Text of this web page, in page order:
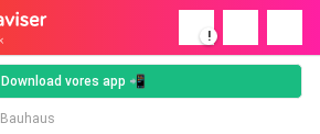
!
Download vores app 📲
Bauhaus